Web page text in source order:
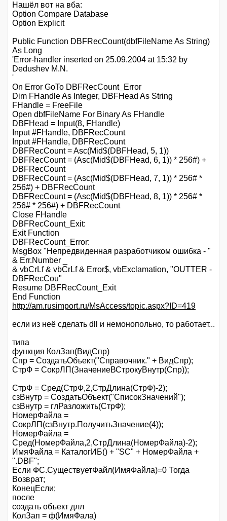
Нашёл вот на вба:
Option Compare Database
Option Explicit
Public Function DBFRecCount(dbfFileName As String)
As Long
'Error-handler inserted on 25.09.2004 at 15:32 by
Dedushev M.N.
'
On Error GoTo DBFRecCount_Error
Dim FHandle As Integer, DBFHead As String
FHandle = FreeFile
Open dbfFileName For Binary As FHandle
DBFHead = Input(8, FHandle)
Input #FHandle, DBFRecCount
Input #FHandle, DBFRecCount
DBFRecCount = Asc(Mid$(DBFHead, 5, 1))
DBFRecCount = (Asc(Mid$(DBFHead, 6, 1)) * 256#) +
DBFRecCount
DBFRecCount = (Asc(Mid$(DBFHead, 7, 1)) * 256# *
256#) + DBFRecCount
DBFRecCount = (Asc(Mid$(DBFHead, 8, 1)) * 256# *
256# * 256#) + DBFRecCount
Close FHandle
DBFRecCount_Exit:
Exit Function
DBFRecCount_Error:
MsgBox "Непредвиденная разработчиком ошибка - "
& Err.Number _
& vbCrLf & vbCrLf & Error$, vbExclamation, "OUTTER -
DBFRecCou"
Resume DBFRecCount_Exit
End Function
http://am.rusimport.ru/MsAccess/topic.aspx?ID=419
если из неё сделать dll и немонопольно, то работает...
типа
функция КолЗап(ВидСпр)
Спр = СоздатьОбъект("Справочник." + ВидСпр);
СтрФ = СокрЛП(ЗначениеВСтрокуВнутр(Спр));
СтрФ = Сред(СтрФ,2,СтрДлина(СтрФ)-2);
сзВнутр = СоздатьОбъект("СписокЗначений");
сзВнутр = глРазложить(СтрФ);
НомерФайла =
СокрЛП(сзВнутр.ПолучитьЗначение(4));
НомерФайла =
Сред(НомерФайла,2,СтрДлина(НомерФайла)-2);
ИмяФайла = КаталогИБ() + "SC" + НомерФайла +
".DBF";
Если ФС.СуществуетФайл(ИмяФайла)=0 Тогда
Возврат;
КонецЕсли;
после
создать объект длл
КолЗап = ф(ИмяФала)